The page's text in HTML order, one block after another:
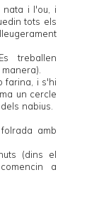
nata i l'ou, i
tots els
treballen
farina, i s'hi
un cercle
nabius.
amb
(dins el
a